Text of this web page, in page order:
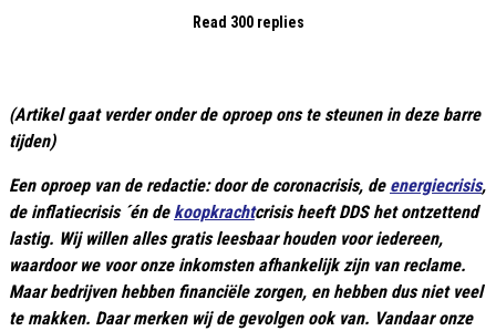
Read 300 replies
(Artikel gaat verder onder de oproep ons te steunen in deze barre
tijden)
Een oproep van de redactie: door de coronacrisis, de energiecrisis,
de inflatiecrisis ´én de koopkrachtcrisis heeft DDS het ontzettend
lastig. Wij willen alles gratis leesbaar houden voor iedereen,
waardoor we voor onze inkomsten afhankelijk zijn van reclame.
Maar bedrijven hebben financiële zorgen, en hebben dus niet veel
te makken. Daar merken wij de gevolgen ook van. Vandaar onze